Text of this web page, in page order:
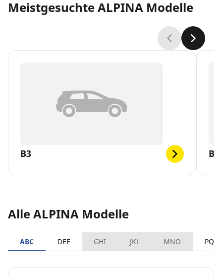
Meistgesuchte ALPINA Modelle
B3
Alle ALPINA Modelle
ABC DEF GHI JKL MNO PQRS